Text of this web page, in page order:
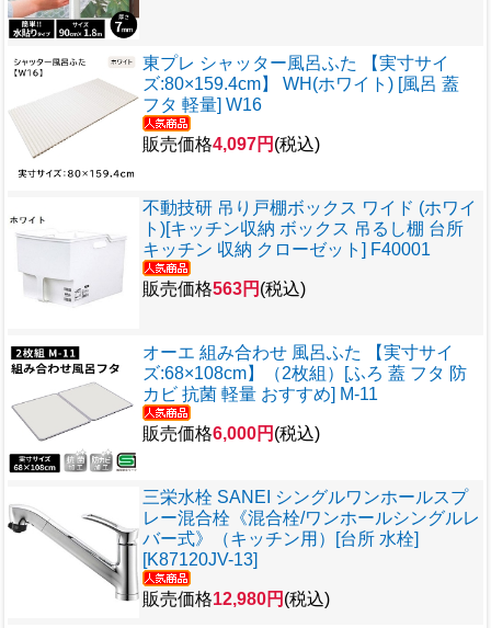
東プレ シャッター風呂ふた 【実寸サイ
ズ:80×159.4cm】 WH(ホワイト) [風呂 蓋
フタ 軽量] W16
販売価格4,097円 (税込)
不動技研 吊り戸棚ボックス ワイド (ホワイ
ト)[キッチン収納 ボックス 吊るし棚 台所
キッチン 収納 クローゼット] F40001
販売価格563円 (税込)
オーエ 組み合わせ 風呂ふた 【実寸サイ
ズ:68×108cm】（2枚組）[ふろ 蓋 フタ 防
カビ 抗菌 軽量 おすすめ] M-11
販売価格6,000円 (税込)
三栄水栓 SANEI シングルワンホールスプ
レー混合栓《混合栓/ワンホールシングルレ
バー式》（キッチン用）[台所 水栓]
[K87120JV-13]
販売価格12,980円 (税込)